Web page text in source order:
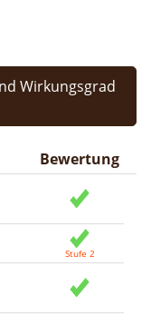
Wirkungsgrad
Bewertung